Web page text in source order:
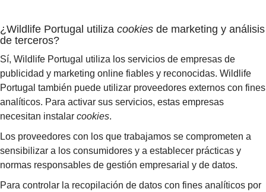
¿Wildlife Portugal utiliza cookies de marketing y análisis
de terceros?
Sí, Wildlife Portugal utiliza los servicios de empresas de
publicidad y marketing online fiables y reconocidas. Wildlife
Portugal también puede utilizar proveedores externos con fines
analíticos. Para activar sus servicios, estas empresas
necesitan instalar cookies.
Los proveedores con los que trabajamos se comprometen a
sensibilizar a los consumidores y a establecer prácticas y
normas responsables de gestión empresarial y de datos.
Para controlar la recopilación de datos con fines analíticos por